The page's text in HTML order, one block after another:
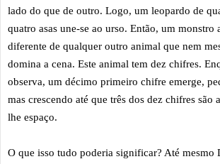
lado do que de outro. Logo, um leopardo de
quatro asas une-se ao urso. Então, um monstro
diferente de qualquer outro animal que nem
domina a cena. Este animal tem dez chifres.
observa, um décimo primeiro chifre emerge,
mas crescendo até que três dos dez chifres são
lhe espaço.
O que isso tudo poderia significar? Até mesmo